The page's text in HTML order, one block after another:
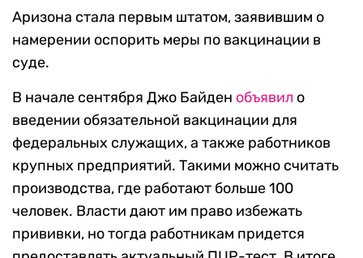
Аризона стала первым штатом, заявившим о
намерении оспорить меры по вакцинации в
суде.
В начале сентября Джо Байден объявил о
введении обязательной вакцинации для
федеральных служащих, а также работников
крупных предприятий. Такими можно считать
производства, где работают больше 100
человек. Власти дают им право избежать
прививки, но тогда работникам придется